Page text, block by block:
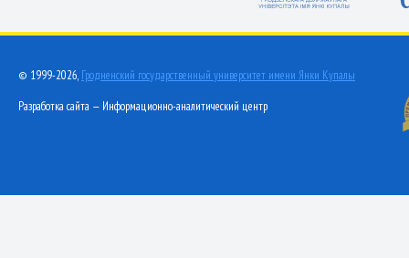
© 1999-2026, Гродненский государственный университет имени Янки Купалы
Разработка сайта — Информационно-аналитический центр